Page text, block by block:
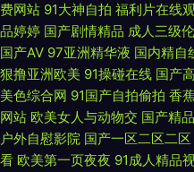
自在线拍 国产精品久久情趣酒店
www极品女 久久精品99久久 亚洲
先锋 91视屏成人性生活影片 九一
利视频在线导航 内射极品小美女 夜
费网站 91大神自拍 福利片在线
品婷婷 国产剧情精品 成人三级
国产AV 97亚洲精华液 国内精自
狠撸亚洲欧美 91操碰在线 国产
美色综合网 91国产自拍偷拍 香
网站 欧美女人与动物交 国产精
户外自慰影院 国产一区二区二区
看 欧美第一页夜夜 91成人精品